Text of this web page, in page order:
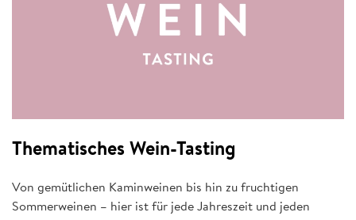
Thematisches Wein-Tasting
Von gemütlichen Kaminweinen bis hin zu fruchtigen
Sommerweinen – hier ist für jede Jahreszeit und jeden